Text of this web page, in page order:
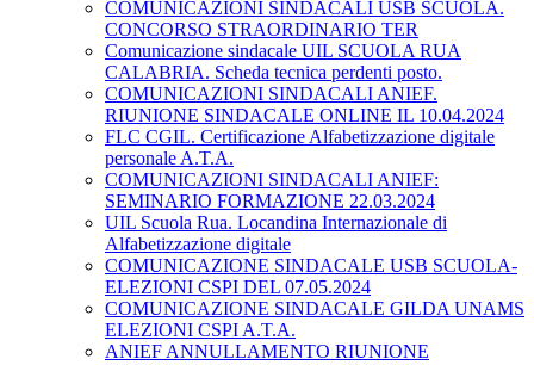
COMUNICAZIONI SINDACALI USB SCUOLA.
CONCORSO STRAORDINARIO TER
Comunicazione sindacale UIL SCUOLA RUA
CALABRIA. Scheda tecnica perdenti posto.
COMUNICAZIONI SINDACALI ANIEF.
RIUNIONE SINDACALE ONLINE IL 10.04.2024
FLC CGIL. Certificazione Alfabetizzazione digitale
personale A.T.A.
COMUNICAZIONI SINDACALI ANIEF:
SEMINARIO FORMAZIONE 22.03.2024
UIL Scuola Rua. Locandina Internazionale di
Alfabetizzazione digitale
COMUNICAZIONE SINDACALE USB SCUOLA-
ELEZIONI CSPI DEL 07.05.2024
COMUNICAZIONE SINDACALE GILDA UNAMS
ELEZIONI CSPI A.T.A.
ANIEF ANNULLAMENTO RIUNIONE